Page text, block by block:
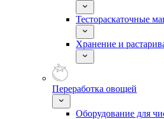
Тестораскаточные
Хранение и
Переработка овощей
Оборудование для